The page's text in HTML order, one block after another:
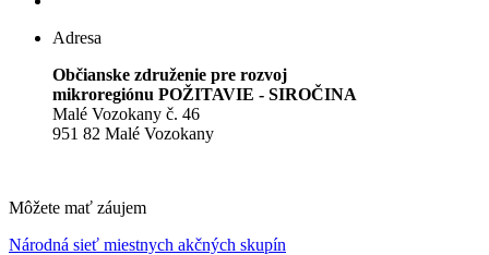
Adresa
Občianske združenie pre rozvoj
mikroregiónu POŽITAVIE - SIROČINA
Malé Vozokany č. 46
951 82 Malé Vozokany
Môžete mať záujem
Národná sieť miestnych akčných skupín